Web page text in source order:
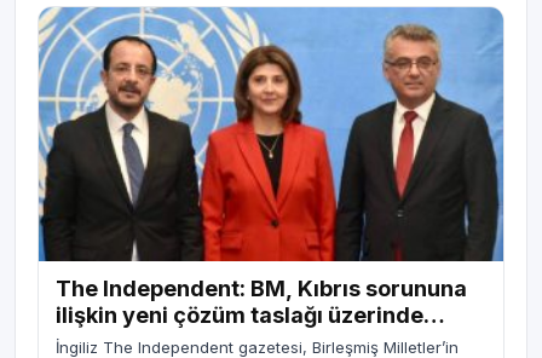
The Independent: BM, Kıbrıs sorununa
ilişkin yeni çözüm taslağı üzerinde
çalışıyor
İngiliz The Independent gazetesi, Birleşmiş Milletler’in